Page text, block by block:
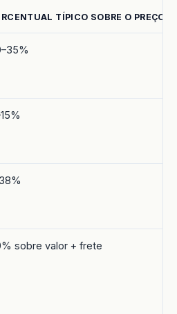
TÍPICO SOBRE O PREÇO
sobre valor + frete